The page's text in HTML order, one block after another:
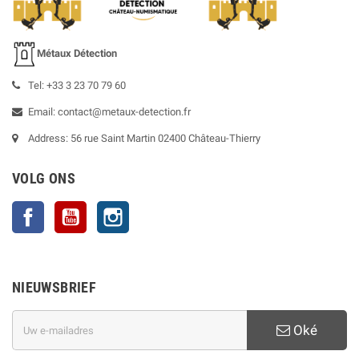
Métaux Détection
Tel: +33 3 23 70 79 60
Email: contact@metaux-detection.fr
Address: 56 rue Saint Martin 02400 Château-Thierry
VOLG ONS
Facebook YouTube
NIEUWSBRIEF
Oké